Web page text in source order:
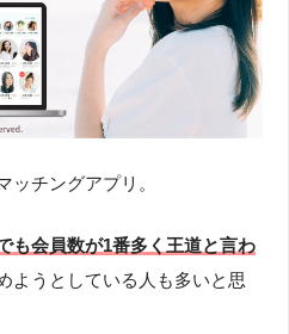
ッチングアプリ。
も会員数が1番多く王道と言わ
ようとしている人も多いと思